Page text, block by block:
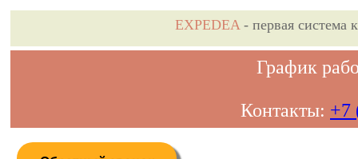
EXPEDEA- первая система
График
Контакты: +7